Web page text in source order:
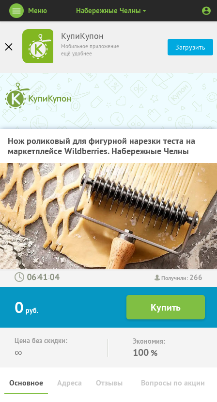
КупиКупон
Мобильное приложение
ещё удобнее
Загрузить
Меню Набережные Челны
Нож роликовый для фигурной нарезки теста на
маркетплейсе Wildberries. Набережные Челны
Получили: 266
: :
0 руб.
Цена без скидки:
∞
Экономия:
100 %
Основное Отзывы Вопросы по акции
Адреса